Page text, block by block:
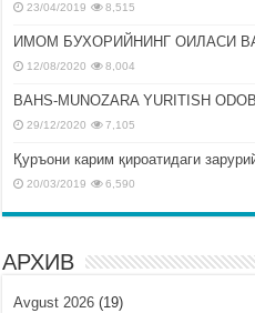
23/04/2019 8,515
ИМОМ БУХОРИЙНИНГ ОИЛАСИ
12/08/2020 8,004
BAHS-MUNOZARA YURITISH
29/12/2020 7,105
Қуръони карим қироатидаги
20/03/2019 6,590
АРХИВ
Avgust 2026 (19)